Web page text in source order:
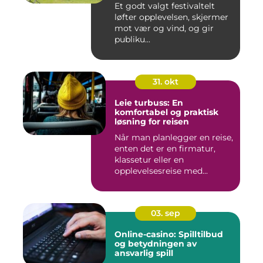
Et godt valgt festivaltelt
løfter opplevelsen, skjermer
mot vær og vind, og gir
publiku...
31. okt
Leie turbuss: En
komfortabel og praktisk
løsning for reisen
Når man planlegger en reise,
enten det er en firmatur,
klassetur eller en
opplevelsesreise med...
03. sep
Online-casino: Spilltilbud
og betydningen av
ansvarlig spill